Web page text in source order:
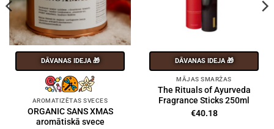
DĀVANAS IDEJA 🎁
AROMATIZĒTAS SVECES
ORGANIC SANS XMAS
aromātiskā svece
DĀVANAS IDEJA 🎁
MĀJAS SMARŽAS
The Rituals of Ayurveda
Fragrance Sticks 250ml
€40.18